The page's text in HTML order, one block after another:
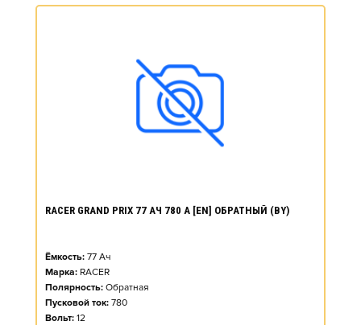
RACER GRAND PRIX 77 АЧ 780 А [EN] ОБРАТНЫЙ (BY)
Ёмкость: 77 Ач
Марка: RACER
Полярность: Обратная
Пусковой ток: 780
Вольт: 12